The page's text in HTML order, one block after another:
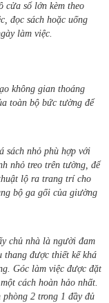
cửa sổ lớn kèm theo
đọc sách hoặc uống
làm việc.
không gian thoáng
toàn bộ bức tường để
sách nhỏ phù hợp với
nhỏ treo trên tường, để
lộ ra trang trí cho
bộ ga gối của giường
chủ nhà là người đam
thang được thiết kế khá
Góc làm việc được đặt
cách hoàn hảo nhất.
2 trong 1 đầy đủ